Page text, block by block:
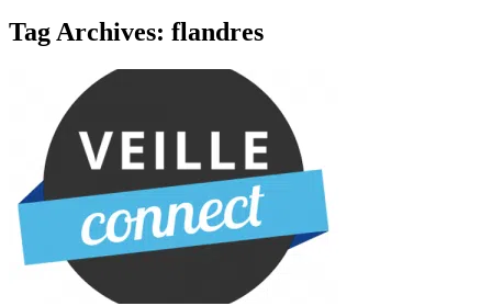
Tag Archives: flandres